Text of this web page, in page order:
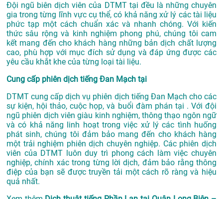
Đội ngũ biên dịch viên của DTMT tại đều là những chuyên
gia trong từng lĩnh vực cụ thể, có khả năng xử lý các tài liệu
phức tạp một cách chuẩn xác và nhanh chóng. Với kiến
thức sâu rộng và kinh nghiệm phong phú, chúng tôi cam
kết mang đến cho khách hàng những bản dịch chất lượng
cao, phù hợp với mục đích sử dụng và đáp ứng được các
yêu cầu khắt khe của từng loại tài liệu.
Cung cấp phiên dịch tiếng Đan Mạch tại
DTMT cung cấp dịch vụ phiên dịch tiếng Đan Mạch cho các
sự kiện, hội thảo, cuộc họp, và buổi đàm phán tại . Với đội
ngũ phiên dịch viên giàu kinh nghiệm, thông thạo ngôn ngữ
và có khả năng linh hoạt trong việc xử lý các tình huống
phát sinh, chúng tôi đảm bảo mang đến cho khách hàng
một trải nghiệm phiên dịch chuyên nghiệp. Các phiên dịch
viên của DTMT luôn duy trì phong cách làm việc chuyên
nghiệp, chính xác trong từng lời dịch, đảm bảo rằng thông
điệp của bạn sẽ được truyền tải một cách rõ ràng và hiệu
quả nhất.